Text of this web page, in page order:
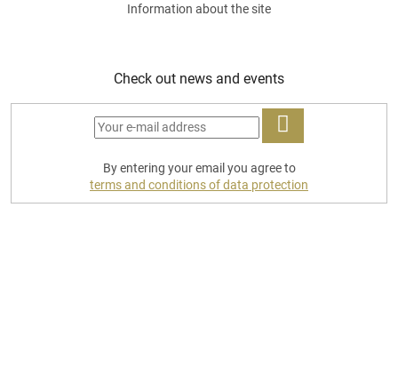
Information about the site
Check out news and events
LOG
IN
By entering your email you agree to
terms and conditions of data protection